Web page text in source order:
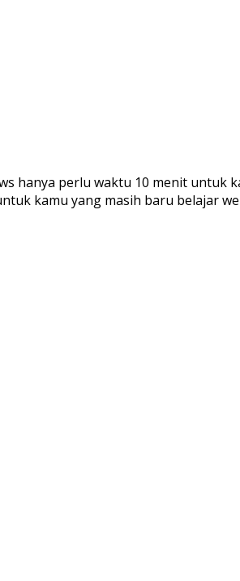
hanya perlu waktu 10 menit untuk
kamu yang masih baru belajar